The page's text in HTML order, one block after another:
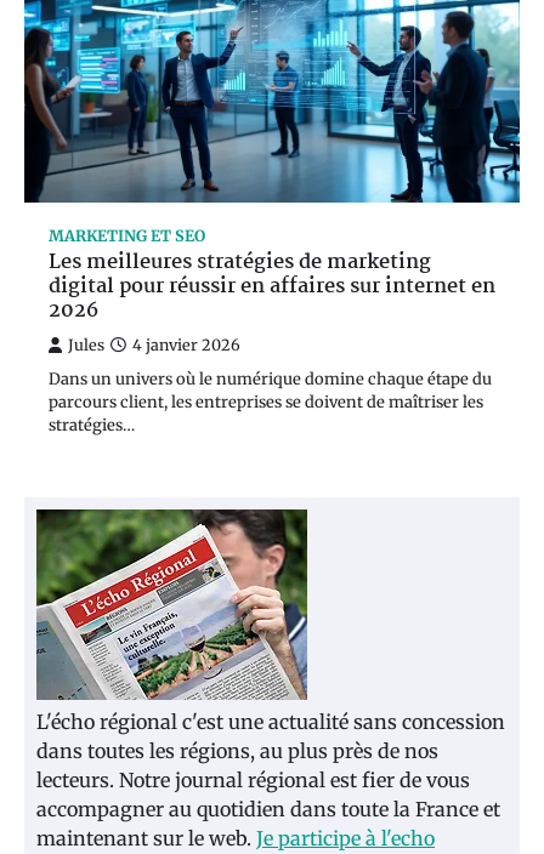
MARKETING ET SEO
Les meilleures stratégies de marketing
digital pour réussir en affaires sur internet en
2026
Jules 4 janvier 2026
Dans un univers où le numérique domine chaque étape du
parcours client, les entreprises se doivent de maîtriser les
stratégies…
L'écho régional c'est une actualité sans concession
dans toutes les régions, au plus près de nos
lecteurs. Notre journal régional est fier de vous
accompagner au quotidien dans toute la France et
maintenant sur le web. Je participe à l'echo